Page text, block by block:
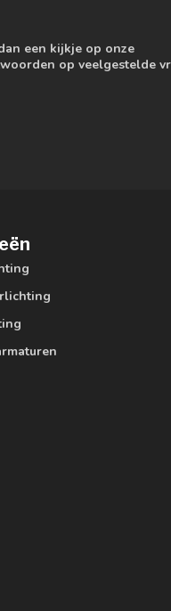
een kijkje op onze
op veelgestelde